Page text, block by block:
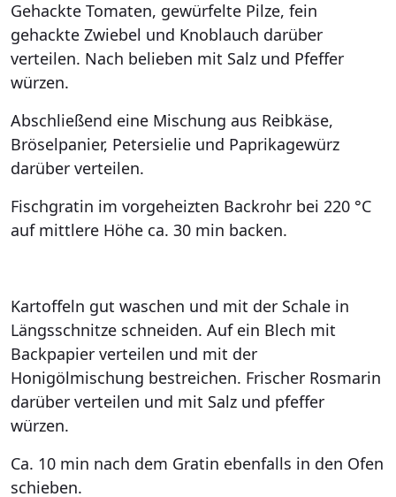
Gehackte Tomaten, gewürfelte Pilze, fein
gehackte Zwiebel und Knoblauch darüber
verteilen. Nach belieben mit Salz und Pfeffer
würzen.
Abschließend eine Mischung aus Reibkäse,
Bröselpanier, Petersielie und Paprikagewürz
darüber verteilen.
Fischgratin im vorgeheizten Backrohr bei 220 °C
auf mittlere Höhe ca. 30 min backen.
Kartoffeln gut waschen und mit der Schale in
Längsschnitze schneiden. Auf ein Blech mit
Backpapier verteilen und mit der
Honigölmischung bestreichen. Frischer Rosmarin
darüber verteilen und mit Salz und pfeffer
würzen.
Ca. 10 min nach dem Gratin ebenfalls in den Ofen
schieben.